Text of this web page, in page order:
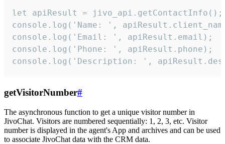
let apiResult = jivo_api.getContactInfo();
console.log('Name: ',
console.log('Email: ', apiResult.email);
console.log('Phone: ', apiResult.phone);
console.log('Description: ',
getVisitorNumber#
The asynchronous function to get a unique visitor number in
JivoChat. Visitors are numbered sequentially: 1, 2, 3, etc. Visitor
number is displayed in the agent's App and archives and can be used
to associate JivoChat data with the CRM data.